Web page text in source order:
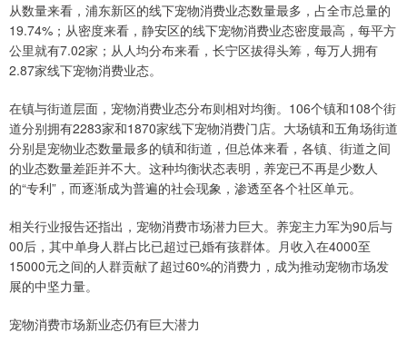
从数量来看，浦东新区的线下宠物消费业态数量最多，占全市总量的
19.74%；从密度来看，静安区的线下宠物消费业态密度最高，每平方
公里就有7.02家；从人均分布来看，长宁区拔得头筹，每万人拥有
2.87家线下宠物消费业态。
在镇与街道层面，宠物消费业态分布则相对均衡。106个镇和108个街
道分别拥有2283家和1870家线下宠物消费门店。大场镇和五角场街道
分别是宠物业态数量最多的镇和街道，但总体来看，各镇、街道之间
的业态数量差距并不大。这种均衡状态表明，养宠已不再是少数人
的“专利”，而逐渐成为普遍的社会现象，渗透至各个社区单元。
相关行业报告还指出，宠物消费市场潜力巨大。养宠主力军为90后与
00后，其中单身人群占比已超过已婚有孩群体。月收入在4000至
15000元之间的人群贡献了超过60%的消费力，成为推动宠物市场发
展的中坚力量。
宠物消费市场新业态仍有巨大潜力